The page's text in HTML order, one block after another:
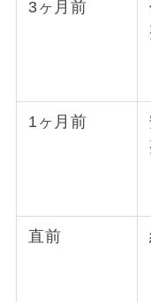
3ヶ月前
1ヶ月前
直前